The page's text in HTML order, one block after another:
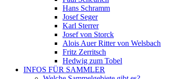
Hans Schramm
Josef Seger
Karl Sterrer
Josef von Storck
Alois Auer Ritter von Welsbach
Fritz Zerritsch
Hedwig zum Tobel
INFOS FÜR SAMMLER